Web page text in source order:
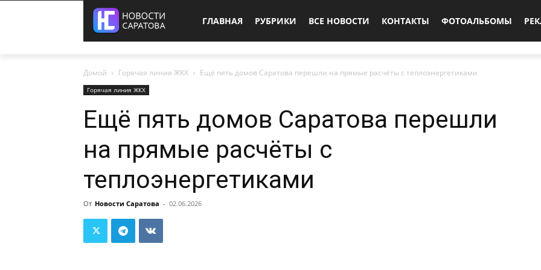
ГЛАВНАЯ РУБРИКИ ВСЕ НОВОСТИ КОНТАКТЫ ФОТОАЛЬБОМЫ
Домой Горячая линия ЖКХ Ещё пять домов Саратова перешли на прямые расчёты с теплоэнергетиками
Горячая линия ЖКХ
Ещё пять домов Саратова перешли
на прямые расчёты с
теплоэнергетиками
От Новости Саратова - 02.06.2026